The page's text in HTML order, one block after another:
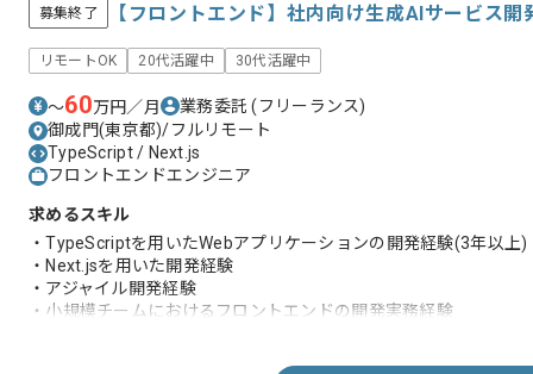
募集終了 【フロントエンド】社内向け生成AIサービス
リモートOK 20代活躍中 30代活躍中
〜60万円／月 業務委託(フリーランス)
御成門(東京都)/フルリモート
TypeScript / Next.js
フロントエンドエンジニア
求めるスキル
・TypeScriptを用いたWebアプリケーションの開発経験(3年以上)
・Next.jsを用いた開発経験
・アジャイル開発経験
・小規模チームにおけるフロントエンドの開発実務経験